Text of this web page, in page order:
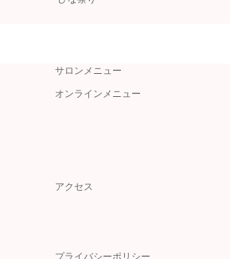
サロンメニュー
オンラインメニュー
アクセス
プライバシーポリシー